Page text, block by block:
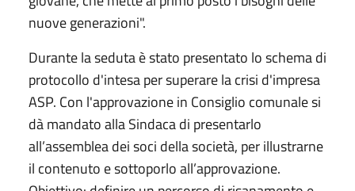
nuove generazioni".
Durante la seduta è stato presentato lo schema di
protocollo d'intesa per superare la crisi d'impresa
ASP. Con l'approvazione in Consiglio comunale si
dà mandato alla Sindaca di presentarlo
all’assemblea dei soci della società, per illustrarne
il contenuto e sottoporlo all’approvazione.